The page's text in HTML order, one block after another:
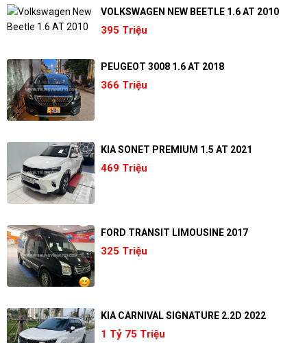
VOLKSWAGEN NEW BEETLE 1.6 AT 2010
395 Triệu
PEUGEOT 3008 1.6 AT 2018
366 Triệu
KIA SONET PREMIUM 1.5 AT 2021
469 Triệu
FORD TRANSIT LIMOUSINE 2017
325 Triệu
KIA CARNIVAL SIGNATURE 2.2D 2022
1 Tỷ 75 Triệu